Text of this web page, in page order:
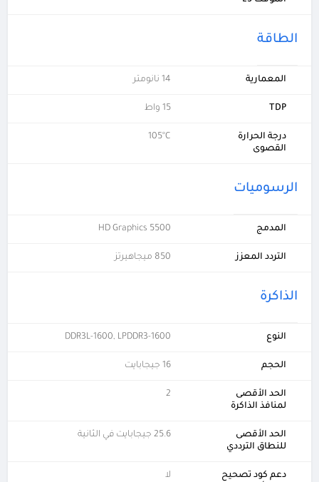
الطاقة
المعمارية 14 نانومتر
TDP 15 واط
درجة الحرارة
القصوى
105°C
الرسوميات
المدمج HD Graphics 5500
التردد المعزز 850 ميجاهيرتز
الذاكرة
النوع DDR3L-1600, LPDDR3-1600
الحجم 16 جيجابايت
الحد الأقصى
لمنافذ الذاكرة
الحد الأقصى
للنطاق الترددي
25.6 جيجابايت في الثانية
دعم كود تصحيح
لا